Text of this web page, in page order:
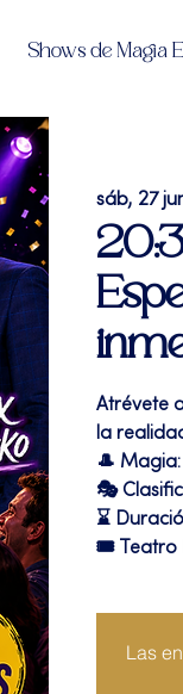
Shows de Magia
sáb, 27
Atrévete
la
🎩
🎭
⌛
🎟 Teatro
Las